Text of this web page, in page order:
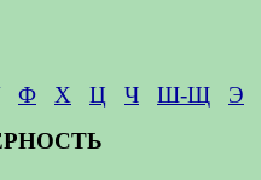
Ф Х Ц Ч Ш-Щ Э